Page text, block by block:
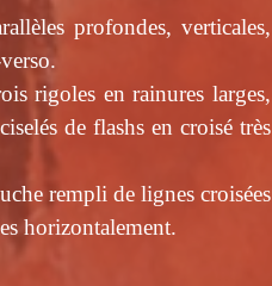
profondes, verticales,
rigoles en rainures larges,
de flashs en croisé très
rempli de lignes croisées
horizontalement.